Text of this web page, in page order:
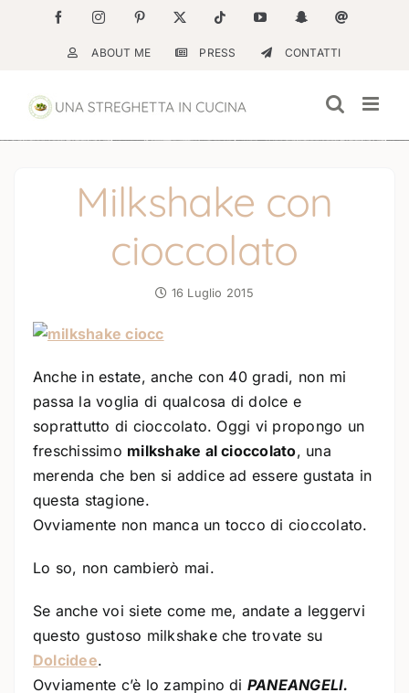
contenuto
FacebookInstagramPinterest Tiktok YouTubeSnapchatEmail
ABOUT ME PRESS CONTATTI
Milkshake con
cioccolato
16 Luglio 2015
Anche in estate, anche con 40 gradi, non mi
passa la voglia di qualcosa di dolce e
soprattutto di cioccolato. Oggi vi propongo un
freschissimo milkshake al cioccolato, una
merenda che ben si addice ad essere gustata in
questa stagione.
Ovviamente non manca un tocco di cioccolato.
Lo so, non cambierò mai.
Se anche voi siete come me, andate a leggervi
questo gustoso milkshake che trovate su
Dolcidee.
Ovviamente c’è lo zampino di PANEANGELI.